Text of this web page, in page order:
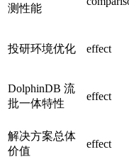
测性能
投研环境优化 effect
DolphinDB 流
批一体特性
effect
解决方案总体
价值
effect